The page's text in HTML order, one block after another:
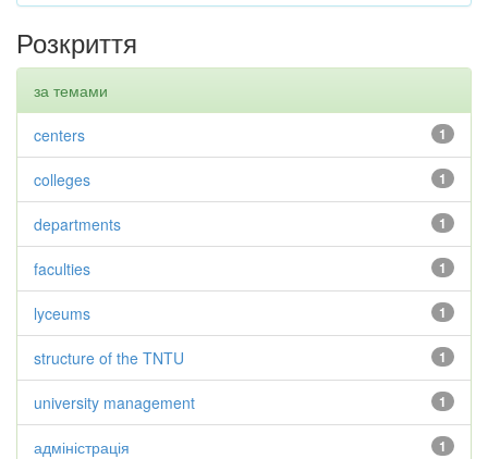
Розкриття
за темами
1
centers
1
colleges
1
departments
1
faculties
1
lyceums
1
structure of the TNTU
1
university management
1
адміністрація